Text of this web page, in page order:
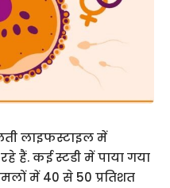
लाइफस्टाइल में
हैं. कई स्टडी में पाया गया
में 40 से 50 प्रतिशत